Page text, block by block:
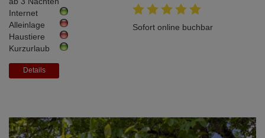
Internet
Alleinlage
Haustiere
Kurzurlaub
Details
Sofort online buchbar